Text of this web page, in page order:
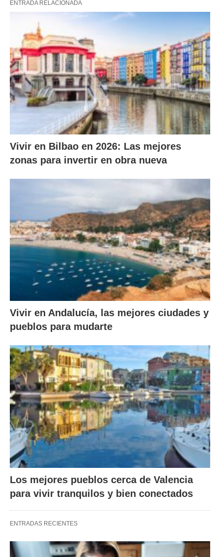
ENTRADA RELACIONADA
Vivir en Bilbao en 2026: Las mejores
zonas para invertir en obra nueva
Vivir en Andalucía, las mejores ciudades y
pueblos para mudarte
Los mejores pueblos cerca de Valencia
para vivir tranquilos y bien conectados
ENTRADAS RECIENTES